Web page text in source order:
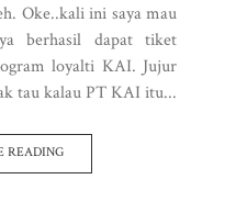
Oke..kali ini saya mau
berhasil dapat tiket
loyalti KAI. Jujur
tau kalau PT KAI itu...
READING